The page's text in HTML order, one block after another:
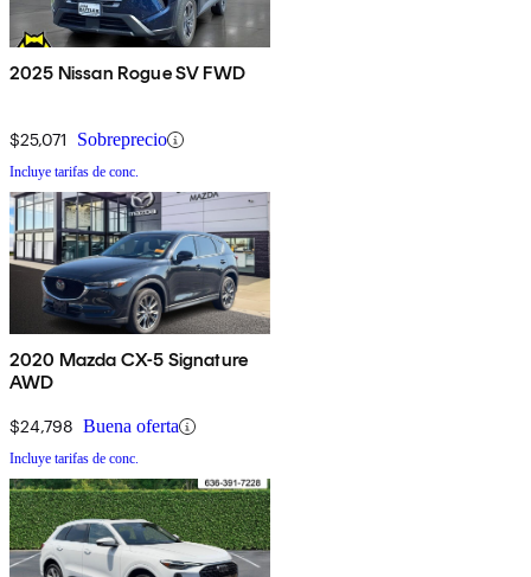
2025 Nissan Rogue SV FWD
$25,071 Sobreprecio
Incluye tarifas de conc.
2020 Mazda CX-5 Signature
AWD
$24,798 Buena oferta
Incluye tarifas de conc.